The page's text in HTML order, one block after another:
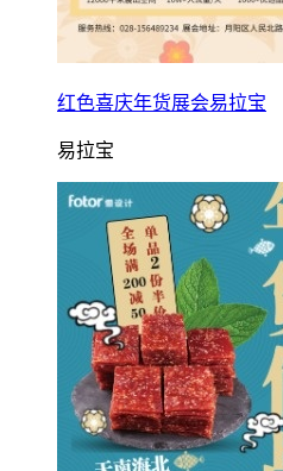
红色喜庆年货展会易拉宝
易拉宝